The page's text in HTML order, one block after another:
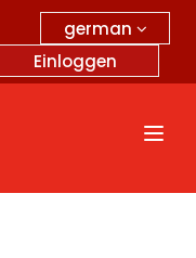
german
Einloggen